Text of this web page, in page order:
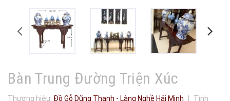
Bàn Trung Đường Triện Xúc
Thương hiệu: Đồ Gỗ Dũng Thanh - Làng Nghề Hải Minh
Tình